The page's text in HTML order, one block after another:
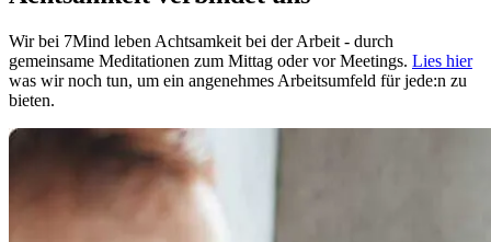
Wir bei 7Mind leben Achtsamkeit bei der Arbeit - durch
gemeinsame Meditationen zum Mittag oder vor Meetings. Lies hier
was wir noch tun, um ein angenehmes Arbeitsumfeld für jede:n zu
bieten.